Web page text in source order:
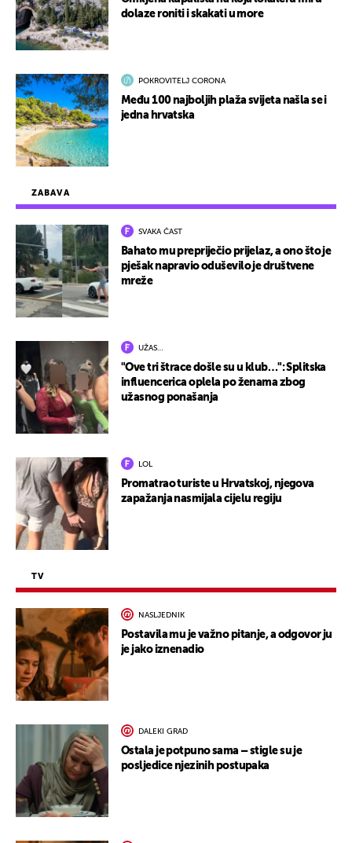
ZABAVA
SVAKA ČAST
Bahato mu prepriječio prijelaz, a ono što je
pješak napravio oduševilo je društvene
mreže
UŽAS…
"Ove tri štrace došle su u klub…": Splitska
influencerica oplela po ženama zbog
užasnog ponašanja
LOL
Promatrao turiste u Hrvatskoj, njegova
zapažanja nasmijala cijelu regiju
TV
NASLJEDNIK
Postavila mu je važno pitanje, a odgovor ju
je jako iznenadio
DALEKI GRAD
Ostala je potpuno sama – stigle su je
posljedice njezinih postupaka
dolaze roniti i skakati u more
POKROVITELJ CORONA
Među 100 najboljih plaža svijeta našla se i
jedna hrvatska